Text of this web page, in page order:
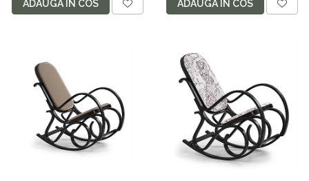
metalica, 160-
200x90x76 cm, Stejar
ADAUGA IN COS
metalic, 120x76 cm, 4
persoane, alb/negru
ADAUGA IN COS